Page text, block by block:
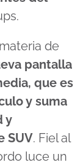
de
pantalla
que es
y suma
y
SUV. Fiel al
luce un